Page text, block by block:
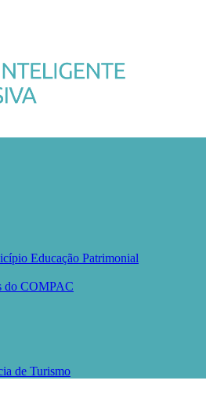
Educação Patrimonial
do COMPAC
de Turismo